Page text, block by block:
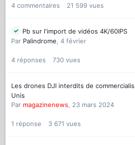
4 commentaires 21 599 vues
Pb sur l'import de vidéos 4K/60IPS
Par Palindrome, 4 février
4 réponses 730 vues
Les drones DJI interdits de
Unis
Par magazinenews, 23 mars 2024
1 réponse 3 671 vues